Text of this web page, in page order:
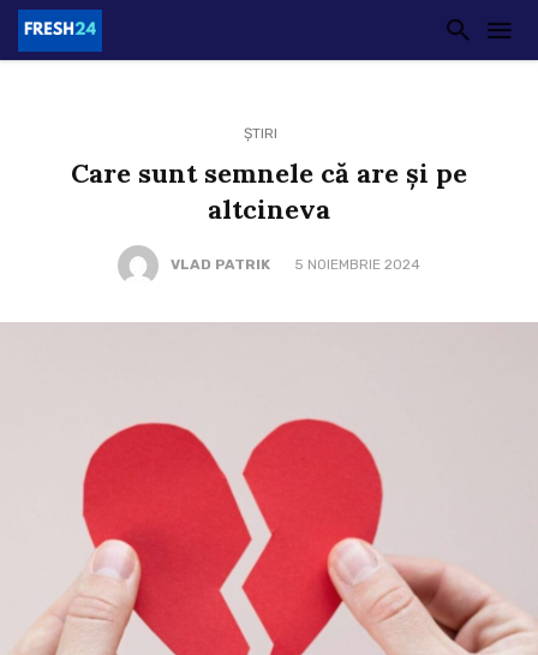
ȘTIRI
Care sunt semnele că are și pe
altcineva
VLAD PATRIK 5 NOIEMBRIE 2024